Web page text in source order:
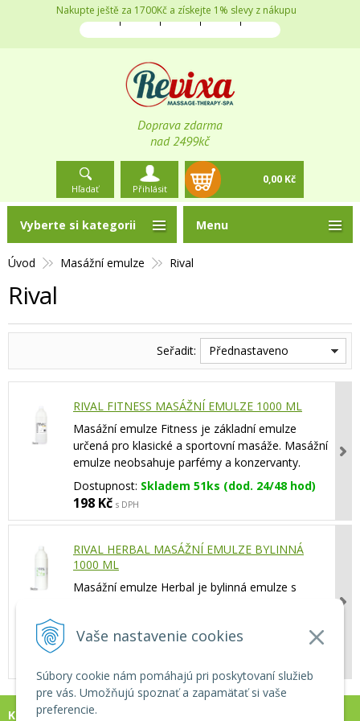
Vaše nastavenie cookies
Súbory cookie nám pomáhajú pri poskytovaní služieb
pre vás. Umožňujú spoznať a zapamätať si vaše
preferencie.
Doprava zdarma
nad 2499kč
Nakupte ještě za 1700Kč a získejte 1% slevy z nákupu
Hľadať Přihlásit
0,00 Kč
Úvod Masážní emulze Rival
Rival
Seřadit: Přednastaveno
RIVAL FITNESS MASÁŽNÍ EMULZE 1000 ML
Masážní emulze Fitness je základní emulze
určená pro klasické a sportovní masáže. Masážní
emulze neobsahuje parfémy a konzervanty.
Dostupnost: Skladem 51ks (dod. 24/48 hod)
198 Kč s DPH
RIVAL HERBAL MASÁŽNÍ EMULZE BYLINNÁ
1000 ML
Masážní emulze Herbal je bylinná emulze s
Dostupnost: Skladem 29ks (dod. 24/48 hod)
Vyberte si kategorii Menu
KONTAKT